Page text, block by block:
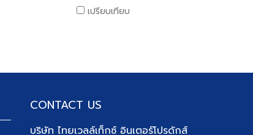
เปรียบเทียบ
CONTACT US
บริษัท ไทยเวลล์เท็กซ์ อินเตอร์โปรดักส์